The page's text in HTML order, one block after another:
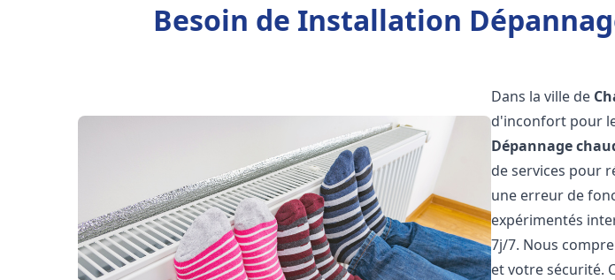
Besoin de Installation
Dans la ville de
d'inconfort pour
Dépannage
de services pour
une erreur de
expérimentés
7j/7. Nous
et votre sécurité.